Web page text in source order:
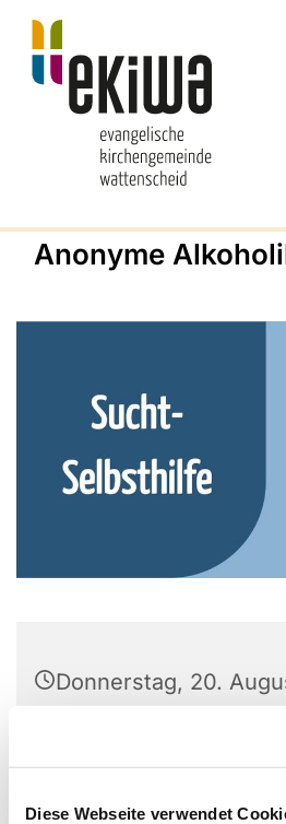
Diese Webseite verwendet
Anonyme
Donnerstag, 20.
Gemeindezentrum
Markt 5, Alter Markt